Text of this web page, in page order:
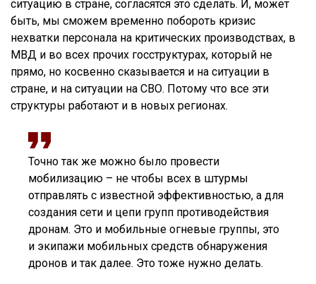
ситуацию в стране, согласятся это сделать. И, может
быть, мы сможем временно побороть кризис
нехватки персонала на критических производствах, в
МВД и во всех прочих госструктурах, который не
прямо, но косвенно сказывается и на ситуации в
стране, и на ситуации на СВО. Потому что все эти
структуры работают и в новых регионах.
Точно так же можно было провести
мобилизацию – не чтобы всех в штурмы
отправлять с известной эффективностью, а для
создания сети и цепи групп противодействия
дронам. Это и мобильные огневые группы, это
и экипажи мобильных средств обнаружения
дронов и так далее. Это тоже нужно делать.